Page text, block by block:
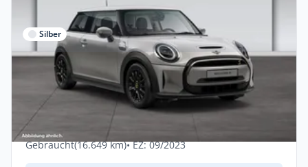
Silber
Gewerbe & Privat
MINI Cooper SE Classic Trim LED Tempo
Navi 16" SHZ
Automatik •
Gebraucht(16.649 km)• EZ: 09/2023